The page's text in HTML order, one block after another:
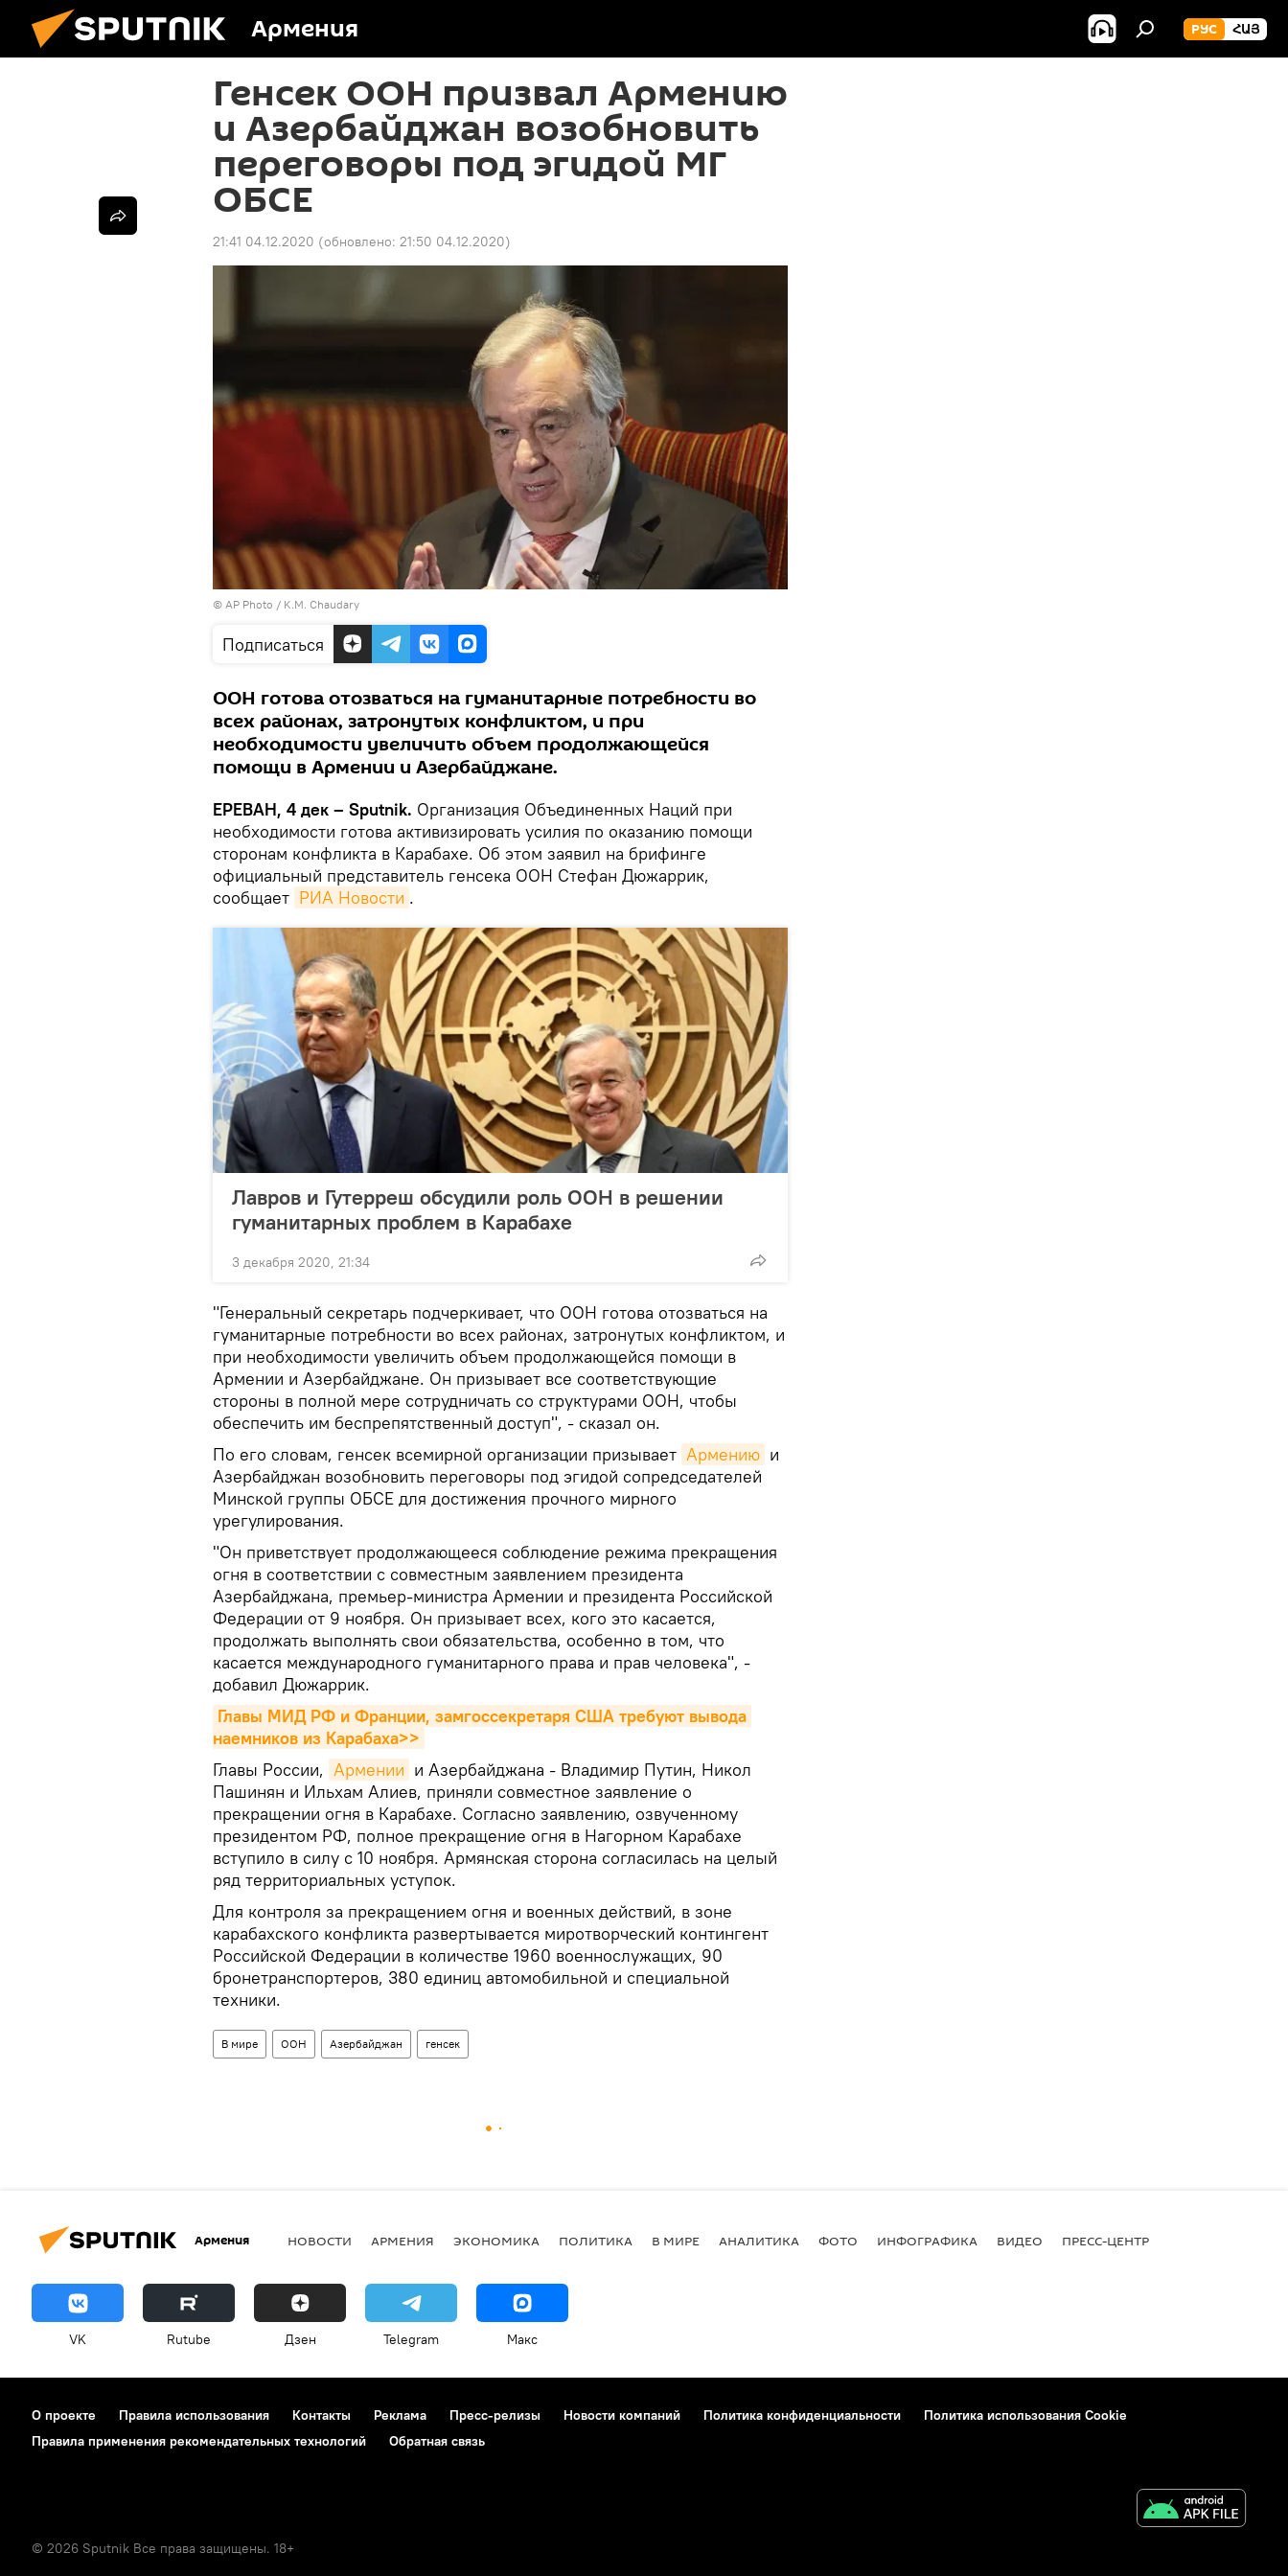
Армения РУС ՀԱՅ
Генсек ООН призвал Армению
и Азербайджан возобновить
переговоры под эгидой МГ
ОБСЕ
21:41 04.12.2020 (обновлено: 21:50 04.12.2020)
© AP Photo / K.M. Chaudary
Подписаться
ООН готова отозваться на гуманитарные потребности во
всех районах, затронутых конфликтом, и при
необходимости увеличить объем продолжающейся
помощи в Армении и Азербайджане.
ЕРЕВАН, 4 дек – Sputnik. Организация Объединенных Наций при
необходимости готова активизировать усилия по оказанию помощи
сторонам конфликта в Карабахе. Об этом заявил на брифинге
официальный представитель генсека ООН Стефан Дюжаррик,
сообщает РИА Новости .
Лавров и Гутерреш обсудили роль ООН в решении
гуманитарных проблем в Карабахе
3 декабря 2020, 21:34
"Генеральный секретарь подчеркивает, что ООН готова отозваться на
гуманитарные потребности во всех районах, затронутых конфликтом, и
при необходимости увеличить объем продолжающейся помощи в
Армении и Азербайджане. Он призывает все соответствующие
стороны в полной мере сотрудничать со структурами ООН, чтобы
обеспечить им беспрепятственный доступ", - сказал он.
По его словам, генсек всемирной организации призывает Армению и
Азербайджан возобновить переговоры под эгидой сопредседателей
Минской группы ОБСЕ для достижения прочного мирного
урегулирования.
"Он приветствует продолжающееся соблюдение режима прекращения
огня в соответствии с совместным заявлением президента
Азербайджана, премьер-министра Армении и президента Российской
Федерации от 9 ноября. Он призывает всех, кого это касается,
продолжать выполнять свои обязательства, особенно в том, что
касается международного гуманитарного права и прав человека", -
добавил Дюжаррик.
Главы МИД РФ и Франции, замгоссекретаря США требуют вывода
наемников из Карабаха>>
Главы России, Армении и Азербайджана - Владимир Путин, Никол
Пашинян и Ильхам Алиев, приняли совместное заявление о
прекращении огня в Карабахе. Согласно заявлению, озвученному
президентом РФ, полное прекращение огня в Нагорном Карабахе
вступило в силу с 10 ноября. Армянская сторона согласилась на целый
ряд территориальных уступок.
Для контроля за прекращением огня и военных действий, в зоне
карабахского конфликта развертывается миротворческий контингент
Российской Федерации в количестве 1960 военнослужащих, 90
бронетранспортеров, 380 единиц автомобильной и специальной
техники.
В мире ООН Азербайджан генсек
Армения НОВОСТИ АРМЕНИЯ ЭКОНОМИКА ПОЛИТИКА В МИРЕ АНАЛИТИКА ФОТО ИНФОГРАФИКА ВИДЕО ПРЕСС-ЦЕНТР
VK Rutube Дзен Telegram Макс
О проекте Правила использования Контакты Реклама Пресс-релизы Новости компаний Политика конфиденциальности
Политика использования Cookie
Правила применения рекомендательных технологий
Обратная связь
© 2026 Sputnik Все права защищены. 18+